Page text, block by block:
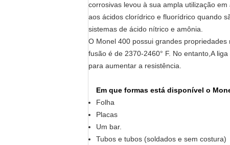
corrosivas levou à sua ampla utilização
aos ácidos clorídrico e fluorídrico quando
sistemas de ácido nítrico e amônia.
O Monel 400 possui grandes
fusão é de 2370-2460° F. No entanto,A
para aumentar a resistência.
Em que formas está disponível o
Folha
Placas
Um bar.
Tubos e tubos (soldados e sem costura)